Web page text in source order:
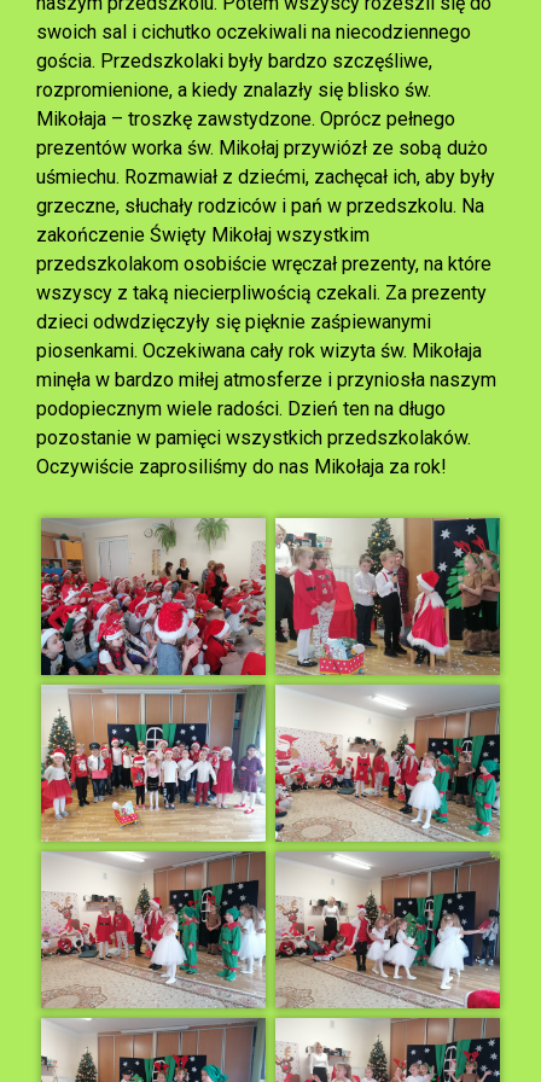
swoich sal i cichutko oczekiwali na niecodziennego
gościa. Przedszkolaki były bardzo szczęśliwe,
rozpromienione, a kiedy znalazły się blisko św.
Mikołaja – troszkę zawstydzone. Oprócz pełnego
prezentów worka św. Mikołaj przywiózł ze sobą dużo
uśmiechu. Rozmawiał z dziećmi, zachęcał ich, aby były
grzeczne, słuchały rodziców i pań w przedszkolu. Na
zakończenie Święty Mikołaj wszystkim
przedszkolakom osobiście wręczał prezenty, na które
wszyscy z taką niecierpliwością czekali. Za prezenty
dzieci odwdzięczyły się pięknie zaśpiewanymi
piosenkami. Oczekiwana cały rok wizyta św. Mikołaja
minęła w bardzo miłej atmosferze i przyniosła naszym
podopiecznym wiele radości. Dzień ten na długo
pozostanie w pamięci wszystkich przedszkolaków.
Oczywiście zaprosiliśmy do nas Mikołaja za rok!